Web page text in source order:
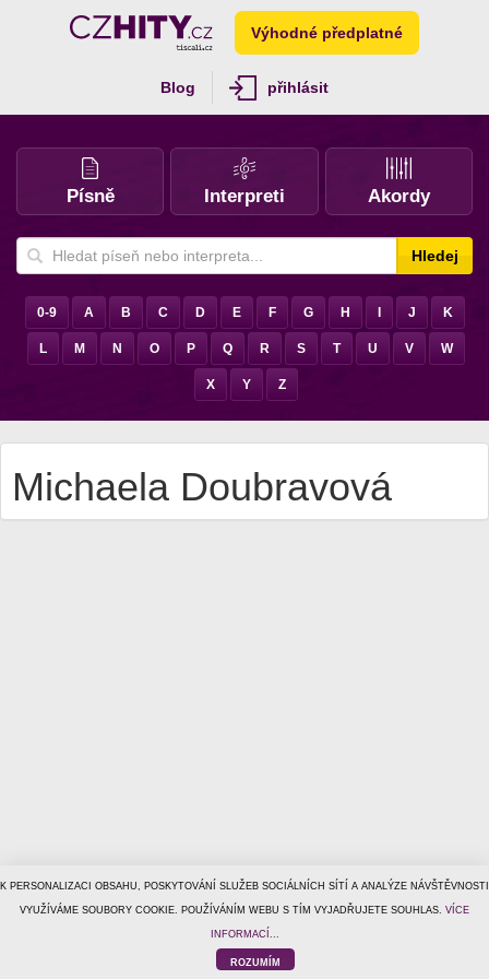
K PERSONALIZACI OBSAHU, POSKYTOVÁNÍ SLUŽEB SOCIÁLNÍCH SÍTÍ A ANALÝZE NÁVŠTĚVNOSTI
VYUŽÍVÁME SOUBORY COOKIE. POUŽÍVÁNÍM WEBU S TÍM VYJADŘUJETE SOUHLAS. VÍCE
INFORMACÍ...
ROZUMÍM
Výhodné předplatné
Blog přihlásit
Písně Interpreti Akordy
Hledej
0-9 A B C D E F G H J K
L M N O P Q R S T U V W
X Y Z
Michaela Doubravová
© 1996–2026Tiscali Media, a.s. ISSN 1801-5131
ochrana osobních údajů
helpdesk@tiscalimedia.cz